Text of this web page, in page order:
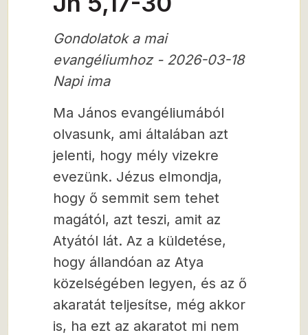
Gondolatok a mai
evangéliumhoz - 2026-03-18
Napi ima
Ma János evangéliumából
olvasunk, ami általában azt
jelenti, hogy mély vizekre
evezünk. Jézus elmondja,
hogy ő semmit sem tehet
magától, azt teszi, amit az
Atyától lát. Az a küldetése,
hogy állandóan az Atya
közelségében legyen, és az ő
akaratát teljesítse, még akkor
is, ha ezt az akaratot mi nem